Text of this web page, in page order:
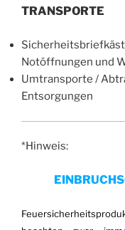
TRANSPORTE
Notöffnungen und
Umtransporte /
Entsorgungen
*Hinweis: